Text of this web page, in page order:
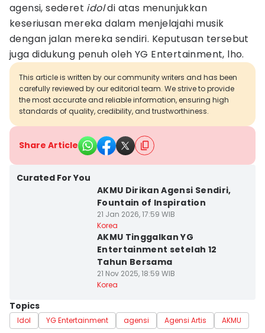
agensi, sederet idoldi atas menunjukkan
keseriusan mereka dalam menjelajahi musik
dengan jalan mereka sendiri. Keputusan tersebut
juga didukung penuh oleh YG Entertainment, lho.
This article is written by our community writers and has been
carefully reviewed by our editorial team. We strive to provide
the most accurate and reliable information, ensuring high
standards of quality, credibility, and trustworthiness.
Share Article
Curated For You
AKMU Dirikan Agensi Sendiri,
Fountain of Inspiration
21 Jan 2026, 17:59 WIB
Korea
AKMU Tinggalkan YG
Entertainment setelah 12
Tahun Bersama
21 Nov 2025, 18:59 WIB
Korea
Topics
Idol YG Entertainment agensi Agensi Artis AKMU